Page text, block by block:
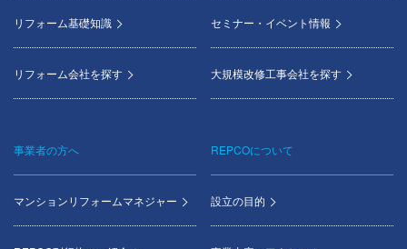
リフォーム基礎知識
リフォーム会社を探す
セミナー・イベント情報
大規模改修工事会社を探す
事業者の方へ
マンションリフォームマネジャー
REPCOについて
設立の目的